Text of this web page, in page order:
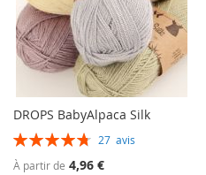
DROPS BabyAlpaca Silk
Évaluation:
27 avis
À partir de 4,96 €